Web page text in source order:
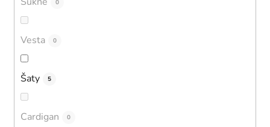
0
Vesta 0
Šaty 5
Cardigan 0